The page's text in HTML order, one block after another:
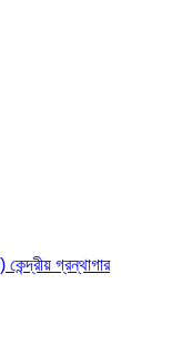
গ্রন্থাগার